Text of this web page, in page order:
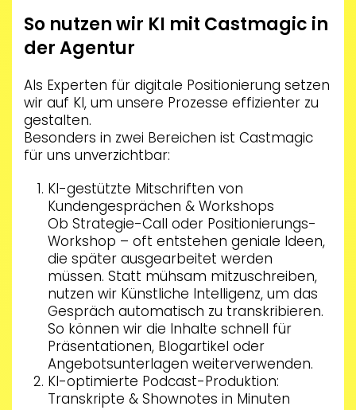
So nutzen wir KI mit Castmagic in
der Agentur
Als Experten für digitale Positionierung setzen
wir auf KI, um unsere Prozesse effizienter zu
gestalten.
Besonders in zwei Bereichen ist Castmagic
für uns unverzichtbar:
KI-gestützte Mitschriften von
Kundengesprächen & Workshops
Ob Strategie-Call oder Positionierungs-
Workshop – oft entstehen geniale Ideen,
die später ausgearbeitet werden
müssen. Statt mühsam mitzuschreiben,
nutzen wir Künstliche Intelligenz, um das
Gespräch automatisch zu transkribieren.
So können wir die Inhalte schnell für
Präsentationen, Blogartikel oder
Angebotsunterlagen weiterverwenden.
KI-optimierte Podcast-Produktion:
Transkripte & Shownotes in Minuten